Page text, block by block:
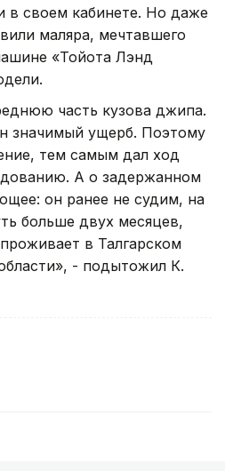
в своем кабинете. Но даже
маляра, мечтавшего
«Тойота Лэнд
часть кузова джипа.
значимый ущерб. Поэтому
тем самым дал ход
А о задержанном
он ранее не судим, на
больше двух месяцев,
в Талгарском
- подытожил К.